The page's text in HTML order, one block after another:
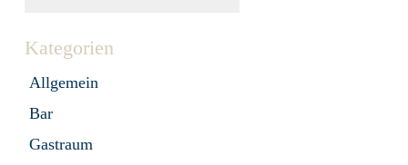
Kategorien
Allgemein
Bar
Gastraum